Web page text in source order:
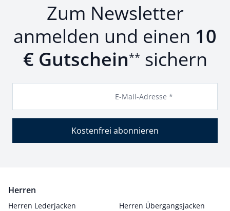
Zum Newsletter
anmelden und einen 10
€ Gutschein** sichern
E-Mail-Adresse *
Kostenfrei abonnieren
Herren
Herren Lederjacken
Herren Übergangsjacken